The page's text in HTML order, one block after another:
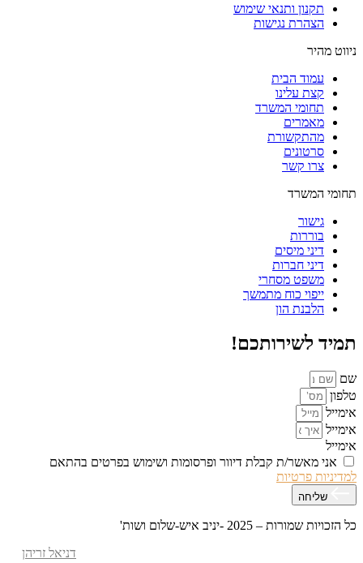
תקנון ותנאי שימוש
הצהרת נגישות
ניווט מהיר
עמוד הבית
קצת עלינו
תחומי המשרד
מאמרים
מהתקשורת
סרטונים
צרו קשר
תחומי המשרד
גישור
בוררות
דיני מיסים
דיני חברות
משפט מסחרי
ייפוי כוח מתמשך
הלבנת הון
תמיד לשירותכם!
שם
טלפון
אימייל
אימייל
אימייל
אני מאשר/ת קבלת דיוור ופרסומות ושימוש בפרטים בהתאם
למדיניות פרטיות
שליחה
כל הזכויות שמורות – 2025 -יניב איש-שלום ושות'
דניאל זריהן